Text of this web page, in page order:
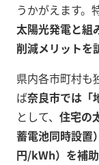
うかがえます。
太陽光発電と組
削減メリットを
県内各市町村も
ば奈良市では「
として、 住宅の
蓄電池同時設置）
円/kWh）を補